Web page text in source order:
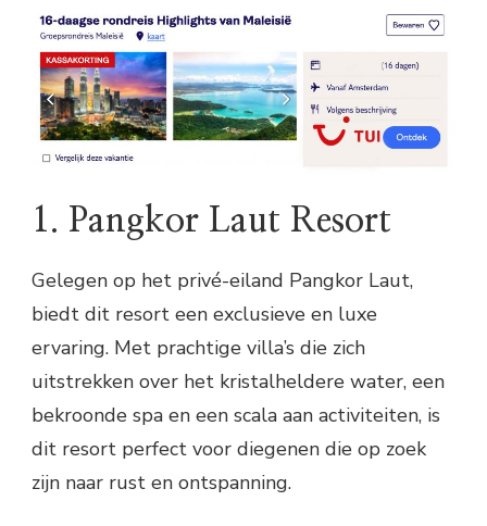
1. Pangkor Laut Resort
Gelegen op het privé-eiland Pangkor Laut,
biedt dit resort een exclusieve en luxe
ervaring. Met prachtige villa’s die zich
uitstrekken over het kristalheldere water, een
bekroonde spa en een scala aan activiteiten, is
dit resort perfect voor diegenen die op zoek
zijn naar rust en ontspanning.